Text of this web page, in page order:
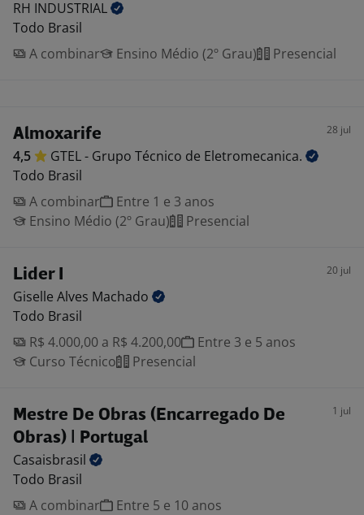
RH INDUSTRIAL
Todo Brasil
A combinar
Ensino Médio (2º Grau) Presencial
Almoxarife 28 jul
4,5 GTEL - Grupo Técnico de Eletromecanica.
Todo Brasil
A combinar
Entre 1 e 3 anos
Ensino Médio (2º Grau)
Presencial
Lider I 20 jul
Giselle Alves Machado
Todo Brasil
R$ 4.000,00 a R$ 4.200,00
Entre 3 e 5 anos
Curso Técnico
Presencial
Mestre De Obras (Encarregado De
Obras) | Portugal
1 jul
Casaisbrasil
Todo Brasil
A combinar
Entre 5 e 10 anos